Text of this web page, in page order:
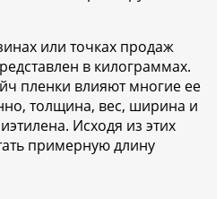
или точках продаж
в килограммах.
пленки влияют многие ее
толщина, вес, ширина и
Исходя из этих
примерную длину